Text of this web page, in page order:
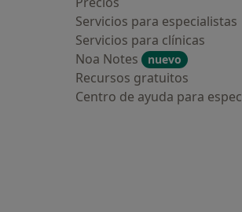
Servicios para especialistas
Servicios para clínicas
Noa Notes
nuevo
Recursos gratuitos
Centro de ayuda para